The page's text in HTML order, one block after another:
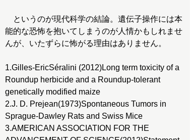
というのが現代科学の結論。遺伝子操作には本
能的な恐怖を抱いてしまうのが人情かもしれませ
んが、いたずらに怖がる理由はありません。
1.Gilles-EricSéralini (2012)Long term toxicity of a
Roundup herbicide and a Roundup-tolerant
genetically modified maize
2.J. D. Prejean(1973)Spontaneous Tumors in
Sprague-Dawley Rats and Swiss Mice
3.AMERICAN ASSOCIATION FOR THE